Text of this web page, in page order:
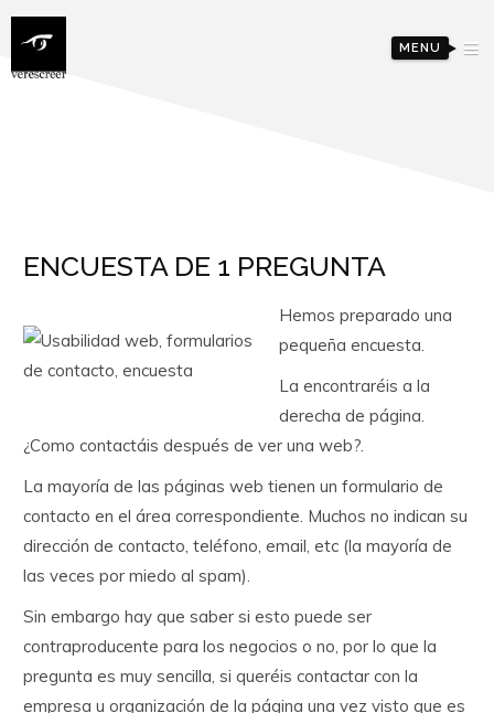
MENU
ENCUESTA DE 1 PREGUNTA
Hemos preparado una
pequeña encuesta.
La encontraréis a la
derecha de página.
¿Como contactáis después de ver una web?.
La mayoría de las páginas web tienen un formulario de
contacto en el área correspondiente. Muchos no indican su
dirección de contacto, teléfono, email, etc (la mayoría de
las veces por miedo al spam).
Sin embargo hay que saber si esto puede ser
contraproducente para los negocios o no, por lo que la
pregunta es muy sencilla, si queréis contactar con la
empresa u organización de la página una vez visto que es